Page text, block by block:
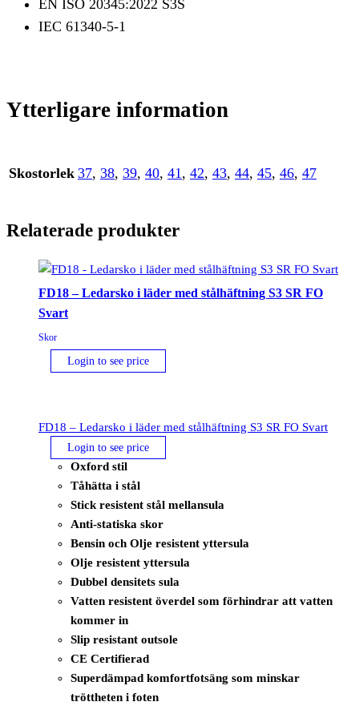
EN ISO 20345:2022 S3S
IEC 61340-5-1
Ytterligare information
Skostorlek 37, 38, 39, 40, 41, 42, 43, 44, 45, 46, 47
Relaterade produkter
FD18 – Ledarsko i läder med stålhäftning S3 SR FO
Svart
Skor
Login to see price
FD18 – Ledarsko i läder med stålhäftning S3 SR FO Svart
Login to see price
Oxford stil
Tåhätta i stål
Stick resistent stål mellansula
Anti-statiska skor
Bensin och Olje resistent yttersula
Olje resistent yttersula
Dubbel densitets sula
Vatten resistent överdel som förhindrar att vatten
kommer in
Slip resistant outsole
CE Certifierad
Superdämpad komfortfotsäng som minskar
tröttheten i foten